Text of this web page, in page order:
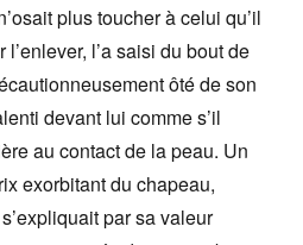
plus toucher à celui qu’il
l’a saisi du bout de
ôté de son
devant lui comme s’il
au contact de la peau. Un
exorbitant du chapeau,
par sa valeur